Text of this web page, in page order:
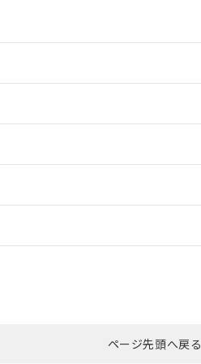
ダウンロードはこちらページ先頭へ戻る